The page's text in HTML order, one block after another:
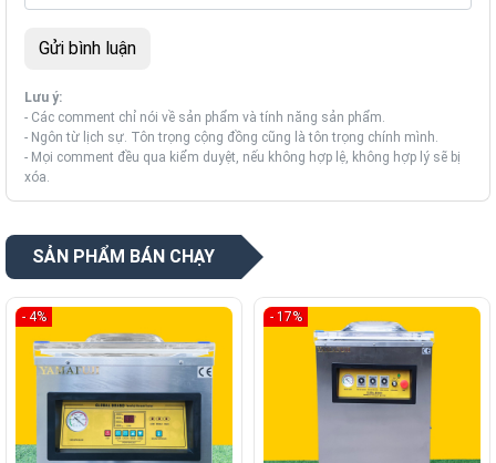
Lưu ý:
- Các comment chỉ nói về sản phẩm và tính năng sản phẩm.
- Ngôn từ lịch sự. Tôn trọng cộng đồng cũng là tôn trọng chính mình.
- Mọi comment đều qua kiểm duyệt, nếu không hợp lệ, không hợp lý sẽ bị
xóa.
SẢN PHẨM BÁN CHẠY
- 4% - 17%